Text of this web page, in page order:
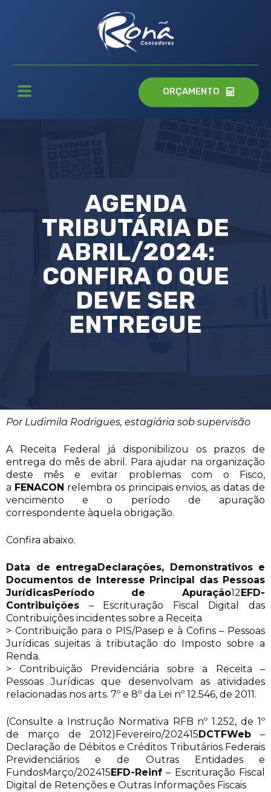
ORÇAMENTO
AGENDA
TRIBUTÁRIA DE
ABRIL/2024:
CONFIRA O QUE
DEVE SER
ENTREGUE
Por Ludimila Rodrigues, estagiária sob supervisão
A Receita Federal já disponibilizou os prazos de
entrega do mês de abril. Para ajudar na organização
deste mês e evitar problemas com o Fisco,
a FENACON relembra os principais envios, as datas de
vencimento e o período de apuração
correspondente àquela obrigação.
Confira abaixo.
Data de entrega Declarações, Demonstrativos e
Documentos de Interesse Principal das Pessoas
JurídicasPeríodo de Apuração12 EFD-
Contribuições – Escrituração Fiscal Digital das
Contribuições incidentes sobre a Receita
> Contribuição para o PIS/Pasep e à Cofins – Pessoas
Jurídicas sujeitas à tributação do Imposto sobre a
Renda.
> Contribuição Previdenciária sobre a Receita –
Pessoas Jurídicas que desenvolvam as atividades
relacionadas nos arts. 7º e 8º da Lei nº 12.546, de 2011.
(Consulte a Instrução Normativa RFB nº 1.252, de 1º
de março de 2012)Fevereiro/202415 DCTFWeb –
Declaração de Débitos e Créditos Tributários Federais
Previdenciários e de Outras Entidades e
FundosMarço/202415 EFD-Reinf – Escrituração Fiscal
Digital de Retenções e Outras Informações Fiscais